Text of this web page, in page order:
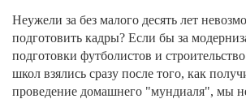
Неужели за без малого десять лет
подготовить кадры? Если бы за
подготовки футболистов и
школ взялись сразу после того, как
проведение домашнего "мундиаля", мы